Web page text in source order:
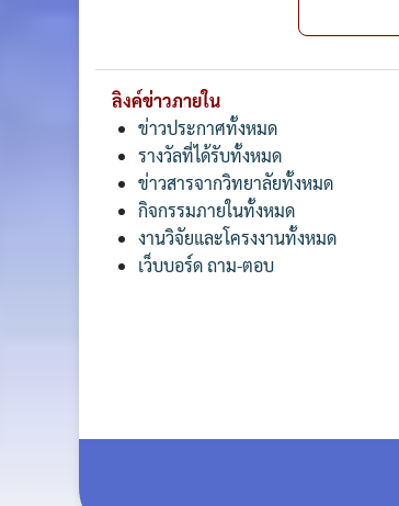
ลิงค์ข่าวภายใน
ข่าวประกาศทั้งหมด
รางวัลที่ได้รับทั้งหมด
ข่าวสารจากวิทยาลัยทั้งหมด
กิจกรรมภายในทั้งหมด
งานวิจัยและโครงงานทั้งหมด
เว็บบอร์ด ถาม-ตอบ